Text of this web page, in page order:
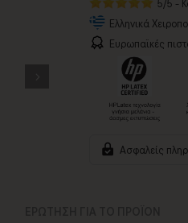
5/5 -
Ελληνικά
Ευρωπαϊκές
Ασφαλείς